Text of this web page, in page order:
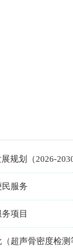
指南
规划（2026-2030
服务
项目
超声骨密度检测